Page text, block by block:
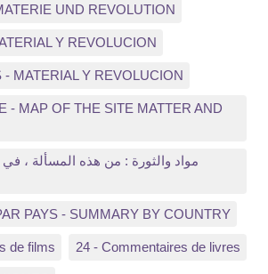
UND REVOLUTION
Y REVOLUCION
- MATERIAL Y REVOLUCION
- MAP OF THE SITE MATTER AND
PAYS - SUMMARY BY COUNTRY
de films 24 - Commentaires de livres